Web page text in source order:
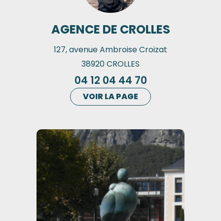
AGENCE DE CROLLES
127, avenue Ambroise Croizat
38920 CROLLES
04 12 04 44 70
VOIR LA PAGE